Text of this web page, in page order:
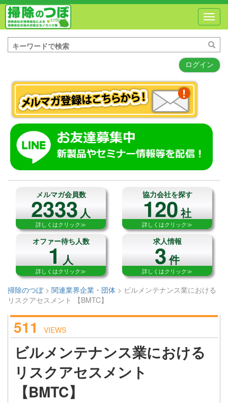
ログイン
メルマガ会員数
2333人
詳しくはクリック≫
協力会社を探す
120社
詳しくはクリック≫
オファー待ち人数
1人
詳しくはクリック≫
求人情報
3件
詳しくはクリック≫
掃除のつぼ> 関連業界企業・団体 > ビルメンテナンス業における
リスクアセスメント 【BMTC】
511 VIEWS
ビルメンテナンス業における
リスクアセスメント
【BMTC】